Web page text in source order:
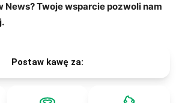
News? Twoje wsparcie pozwoli nam
Postaw kawę za: